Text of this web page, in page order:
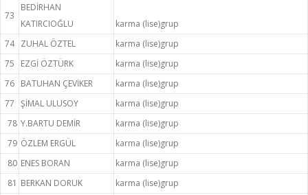
73
BEDİRHAN
KATIRCIOĞLU
karma (lise)grup
74 ZUHAL ÖZTEL
karma (lise)grup
75
EZGİ ÖZTÜRK
karma (lise)grup
76 BATUHAN ÇEVİKER
karma (lise)grup
77 ŞİMAL ULUSOY
karma (lise)grup
78 Y.BARTU DEMİR
karma (lise)grup
79 ÖZLEM ERGÜL
karma (lise)grup
80 ENES BORAN
karma (lise)grup
81 BERKAN DORUK
karma (lise)grup